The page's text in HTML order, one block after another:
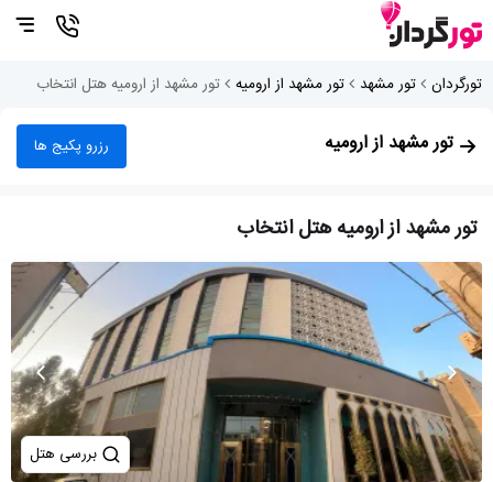
تورگردان تور مشهد تور مشهد از ارومیه تور مشهد از ارومیه هتل انتخاب
تور مشهد از ارومیه رزرو پکیج ها
تور مشهد از ارومیه هتل انتخاب
بررسی هتل